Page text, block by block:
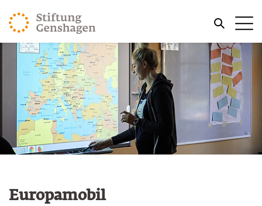
ZUM HAUPTINHALT SPRINGEN
ZUR SUCHE SPRINGEN
Europamobil